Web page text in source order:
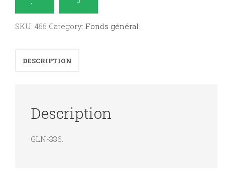
SKU: 455 Category: Fonds général
DESCRIPTION
Description
GLN-336.